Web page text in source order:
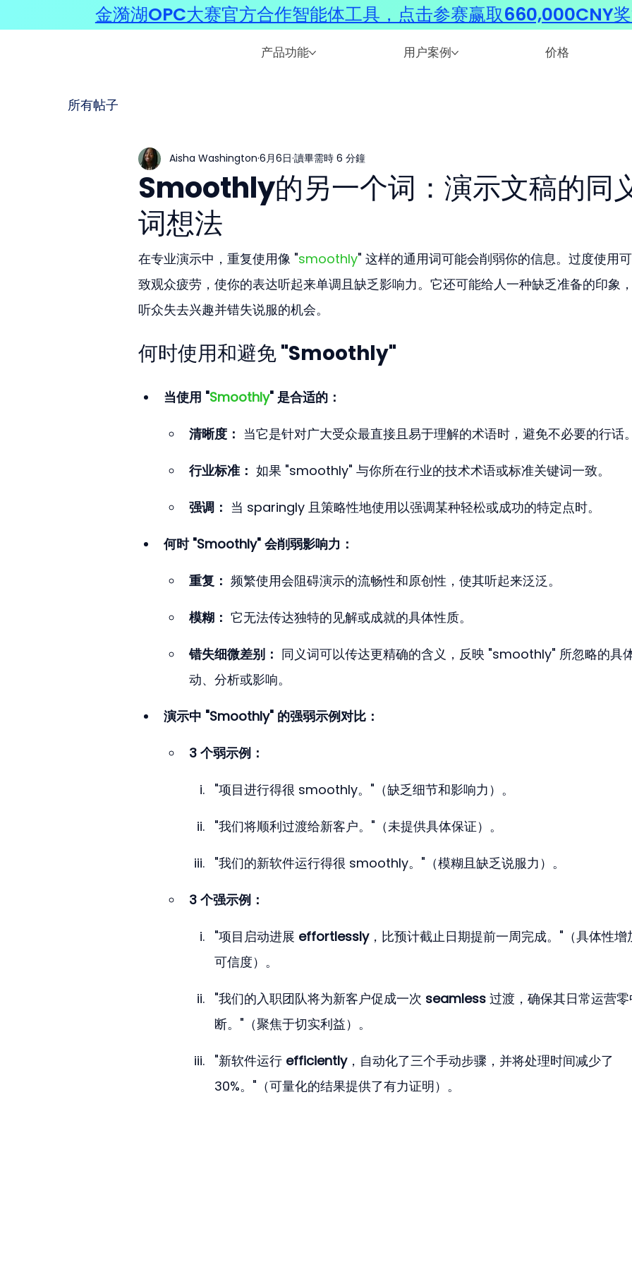
产品功能 用户案例 价格
所有帖子
Smoothly的另一个词：演示文稿的同
词想法
Aisha Washington 6月6日 讀畢需時 6 分鐘
在专业演示中，重复使用像 "smoothly" 这样的通用词可能会削弱你的信息。过度使用
致观众疲劳，使你的表达听起来单调且缺乏影响力。它还可能给人一种缺乏准备的印象
听众失去兴趣并错失说服的机会。
何时使用和避免 "Smoothly"
当使用 "Smoothly" 是合适的：
清晰度： 当它是针对广大受众最直接且易于理解的术语时，避免不必要的行话
行业标准： 如果 "smoothly" 与你所在行业的技术术语或标准关键词一致。
强调： 当 sparingly 且策略性地使用以强调某种轻松或成功的特定点时。
何时 "Smoothly" 会削弱影响力：
重复： 频繁使用会阻碍演示的流畅性和原创性，使其听起来泛泛。
模糊： 它无法传达独特的见解或成就的具体性质。
错失细微差别： 同义词可以传达更精确的含义，反映 "smoothly" 所忽略的具
动、分析或影响。
演示中 "Smoothly" 的强弱示例对比：
3 个弱示例：
"项目进行得很 smoothly。"（缺乏细节和影响力）。
"我们将顺利过渡给新客户。"（未提供具体保证）。
"我们的新软件运行得很 smoothly。"（模糊且缺乏说服力）。
3 个强示例：
"项目启动进展 effortlessly，比预计截止日期提前一周完成。"（具体性增
可信度）。
"我们的入职团队将为新客户促成一次 seamless 过渡，确保其日常运营
断。"（聚焦于切实利益）。
"新软件运行 efficiently，自动化了三个手动步骤，并将处理时间减少了
30%。"（可量化的结果提供了有力证明）。
金漪湖OPC大赛官方合作智能体工具，点击参赛赢取660,000CNY